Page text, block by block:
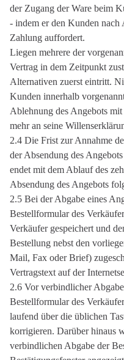
der Zugang der Ware beim
- indem er den Kunden nach
Zahlung auffordert.
Liegen mehrere der
Vertrag in dem Zeitpunkt
Alternativen zuerst eintritt.
Kunden innerhalb
Ablehnung des Angebots
mehr an seine
2.4 Die Frist zur Annahme
der Absendung des
endet mit dem Ablauf des
Absendung des Angebots
2.5 Bei der Abgabe eines
Bestellformular des
Verkäufer gespeichert und
Bestellung nebst den
Mail, Fax oder Brief)
Vertragstext auf der
2.6 Vor verbindlicher
Bestellformular des
laufend über die üblichen
korrigieren. Darüber hinaus
verbindlichen Abgabe der